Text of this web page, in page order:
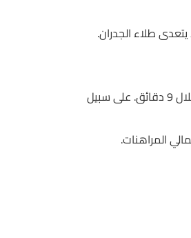
أحد الأساليب القليلة الفعالية هو ما يُسمى بـ “تقنية التوازن الزمني”: ارفَع الرهان بمقدار 15% كل 3 دقائق، ثم خفّضه إلى النصف عندما لا يحدث أي فوز خلال 9 دقائق. على سبيل